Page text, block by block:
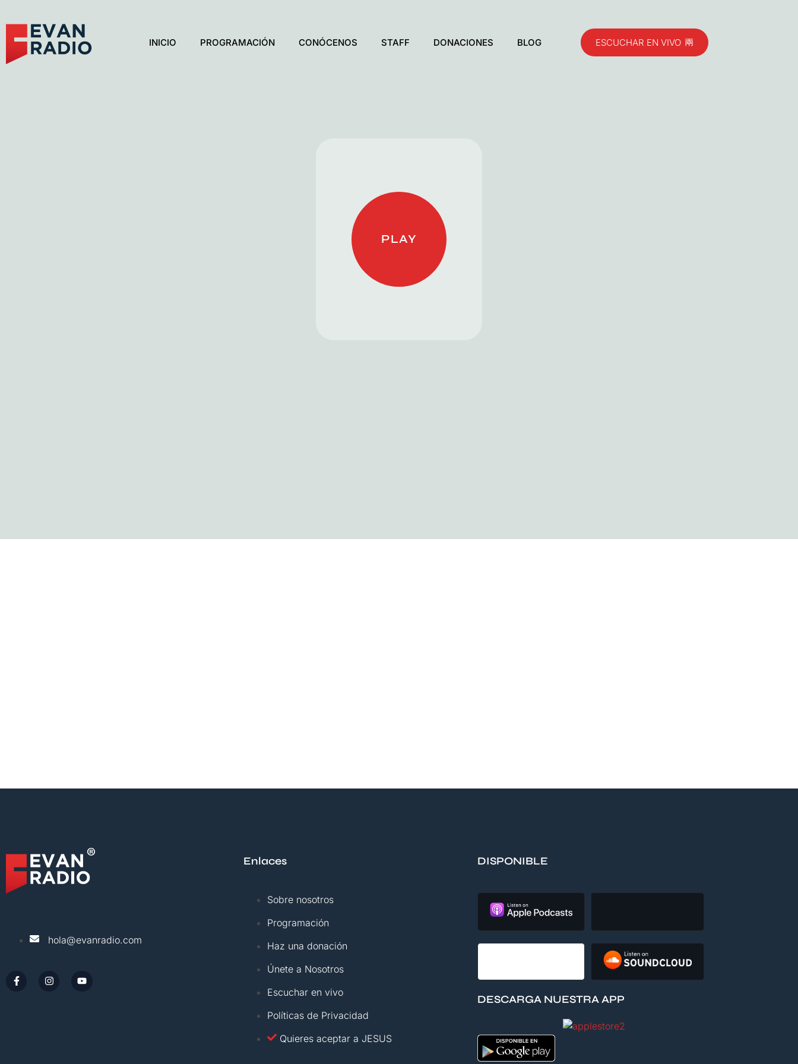
INICIO PROGRAMACIÓN CONÓCENOS STAFF DONACIONES BLOG ESCUCHAR EN VIVO
PLAY
hola@evanradio.com
Enlaces
Sobre nosotros
Programación
Haz una donación
Únete a Nosotros
Escuchar en vivo
Políticas de Privacidad
Quieres aceptar a JESUS
DISPONIBLE
DESCARGA NUESTRA APP